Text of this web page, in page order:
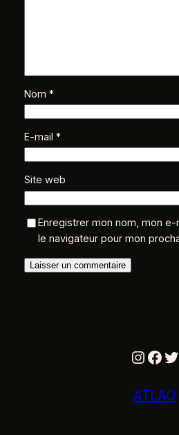
Nom *
E-mail *
Site web
Enregistrer mon nom, mon
le navigateur pour mon
ATLAO